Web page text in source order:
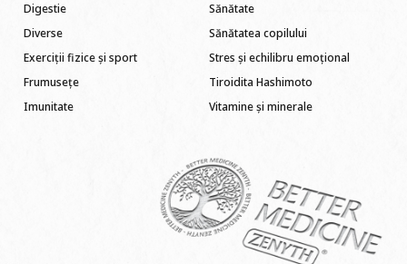
Digestie
Diverse
Exerciții fizice și sport
Frumusețe
Imunitate
Sănătate
Sănătatea copilului
Stres și echilibru emoțional
Tiroidita Hashimoto
Vitamine și minerale